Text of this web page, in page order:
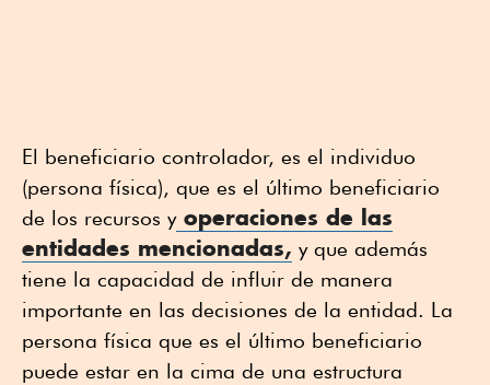
El beneficiario controlador, es el individuo
(persona física), que es el último beneficiario
de los recursos yoperaciones de las
entidades mencionadas, y que además
tiene la capacidad de influir de manera
importante en las decisiones de la entidad. La
persona física que es el último beneficiario
puede estar en la cima de una estructura